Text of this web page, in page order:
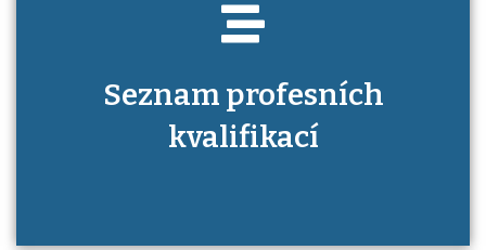
Seznam profesních
kvalifikací